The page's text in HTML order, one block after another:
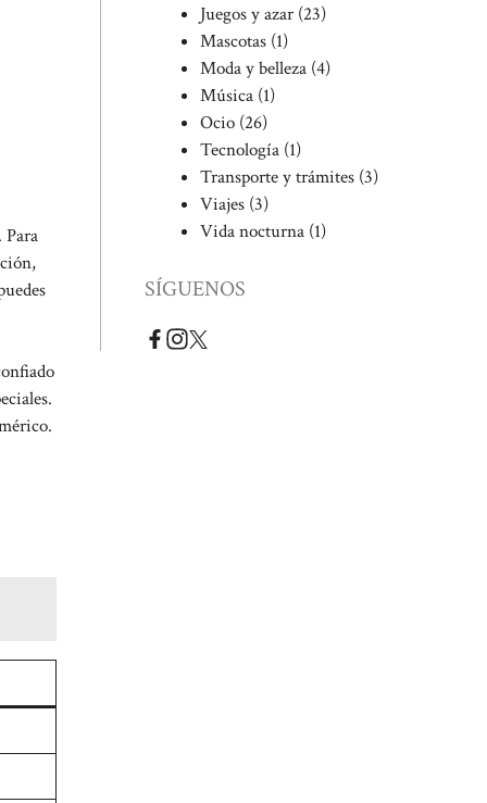
Para
Juegos y azar (23)
Mascotas (1)
Moda y belleza (4)
Música (1)
Ocio (26)
Tecnología (1)
Transporte y trámites (3)
Viajes (3)
Vida nocturna (1)
SÍGUENOS